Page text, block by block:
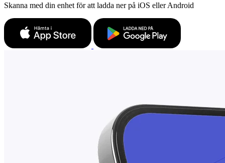
Skanna med din enhet för att ladda ner på iOS eller Android